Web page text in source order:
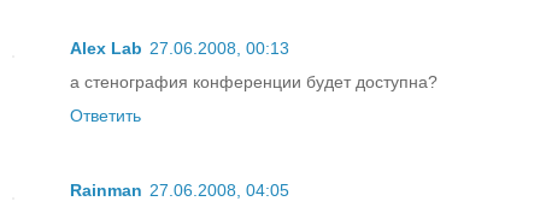
Alex Lab 27.06.2008, 00:13
а стенография конференции будет доступна?
Ответить
Rainman 27.06.2008, 04:05